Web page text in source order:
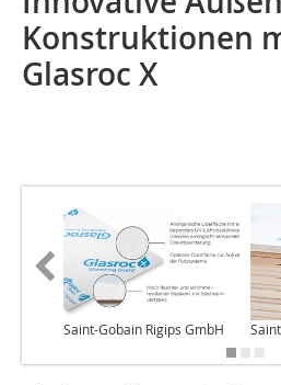
Konstruktionen
Glasroc X
Saint-Gobain Rigips GmbH